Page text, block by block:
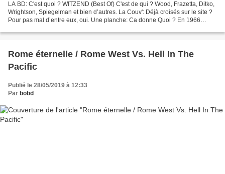
LA BD: C'est quoi ? WITZEND (Best Of) C'est de qui ? Wood, Frazetta, Ditko,
Wrightson, Spiegelman et bien d’autres. La Couv': Déjà croisés sur le site ?
Pour pas mal d’entre eux, oui. Une planche: Ca donne Quoi ? En 1966
Rome éternelle / Rome West Vs. Hell In The
Pacific
Publié le 28/05/2019 à 12:33
Par bobd